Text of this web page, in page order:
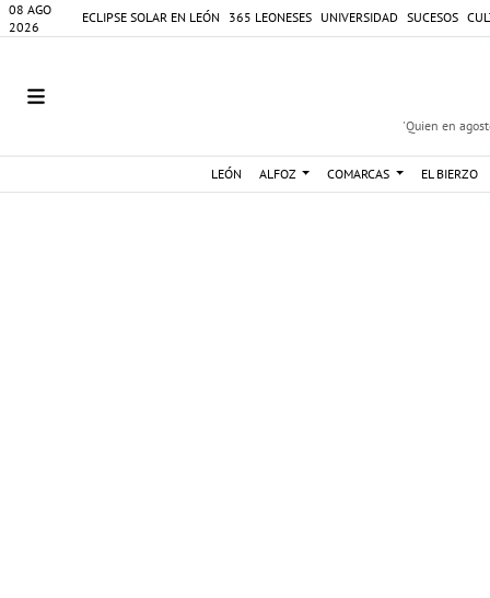
08 AGO
2026
ECLIPSE SOLAR EN LEÓN 365 LEONESES UNIVERSIDAD SUCESOS
'Quien en
LEÓN ALFOZ COMARCAS EL BIERZO